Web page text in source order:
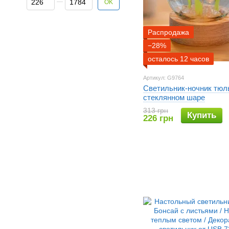
Распродажа
−28%
осталось 12 часов
Артикул: G9764
Светильник-ночник
стеклянном шаре
313 грн
226 грн Купить
OK